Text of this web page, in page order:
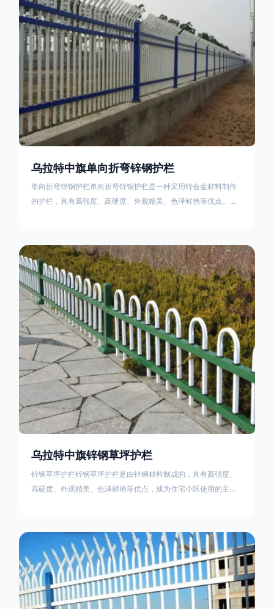
乌拉特中旗单向折弯锌钢护栏
单向折弯锌钢护栏单向折弯锌钢护栏是一种采用锌合金材料制作
的护栏，具有高强度、高硬度、外观精美、色泽鲜艳等优点。该
再加上防盗垫圈，这样能够避免护栏被人轻易拆卸；适合于大批
量生产，能够很好的与自然相融合。单向折弯锌钢护栏可以用于
住宅小区、工厂院校、道路交通等场所。该产品具有高强度、高
硬度、外观
乌拉特中旗锌钢草坪护栏
锌钢草坪护栏锌钢草坪护栏是由锌钢材料制成的，具有高强度、
高硬度、外观精美、色泽鲜艳等优点，成为住宅小区使用的主流
的使用方法主要是应用在人员行走的边界处，这就需要锌钢草坪
护栏产品的表面设计较为圆滑，减少人员不小心碰触锌钢草坪护
栏产品的伤害值。在安装前，土木建筑为砖砌或混凝土浇筑奠定
了的基础